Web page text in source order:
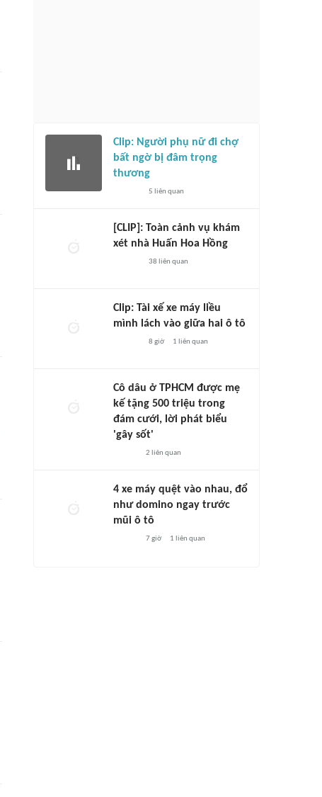
Clip: Người phụ nữ đi chợ
bất ngờ bị đâm trọng
thương
5 liên quan
[CLIP]: Toàn cảnh vụ khám
xét nhà Huấn Hoa Hồng
38 liên quan
Clip: Tài xế xe máy liều
mình lách vào giữa hai ô tô
8 giờ 1 liên quan
Cô dâu ở TPHCM được mẹ
kế tặng 500 triệu trong
đám cưới, lời phát biểu
'gây sốt'
2 liên quan
4 xe máy quệt vào nhau, đổ
như domino ngay trước
mũi ô tô
7 giờ 1 liên quan